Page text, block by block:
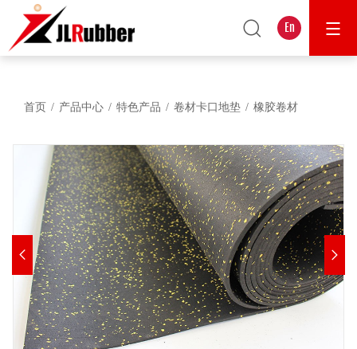
En
首页 产品中心 特色产品 卷材卡口地垫 橡胶卷材